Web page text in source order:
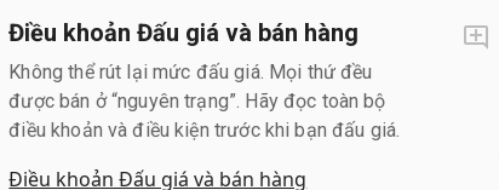
Điều khoản Đấu giá và bán hàng
Không thể rút lại mức đấu giá. Mọi thứ đều
được bán ở “nguyên trạng”. Hãy đọc toàn bộ
điều khoản và điều kiện trước khi bạn đấu giá.
Điều khoản Đấu giá và bán hàng